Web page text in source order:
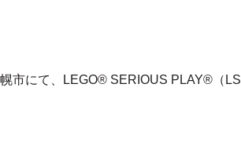
市にて、LEGO® SERIOUS PLAY®（LS